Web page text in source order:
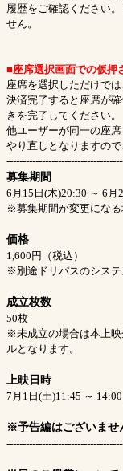
履歴をご確認ください
せん。
■座席選択画面での仮押
座席を選択しただけで
決済完了すると座席が
きを完了してください。
他ユーザーが同一の座
やり直しとなりますの
募集期間
6月15日(木)20:30 ～ 6月
※募集期間が変更になる
価格
1,600円（税込）
※別途ドリパスのシステ
成立枚数
50枚
※未成立の場合は本上
ルとなります。
上映日時
7月1日(土)11:45 ～
※予告編はございませ